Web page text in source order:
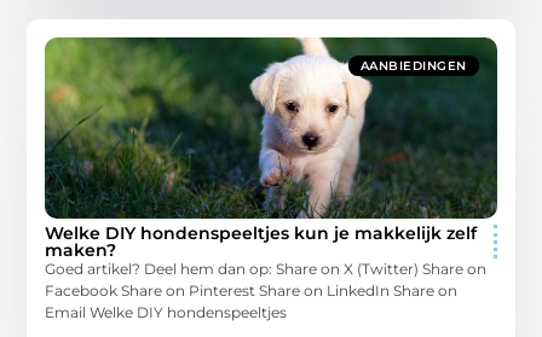
AANBIEDINGEN
Welke DIY hondenspeeltjes kun je makkelijk zelf
maken?
Goed artikel? Deel hem dan op: Share on X (Twitter) Share on
Facebook Share on Pinterest Share on LinkedIn Share on
Email Welke DIY hondenspeeltjes